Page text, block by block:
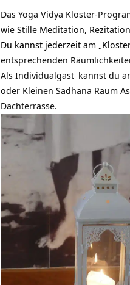
Das Yoga Vidya Kloster-
wie Stille Meditation,
Du kannst jederzeit am
entsprechenden
Als Individualgast kannst du
oder Kleinen Sadhana Raum
Dachterrasse.